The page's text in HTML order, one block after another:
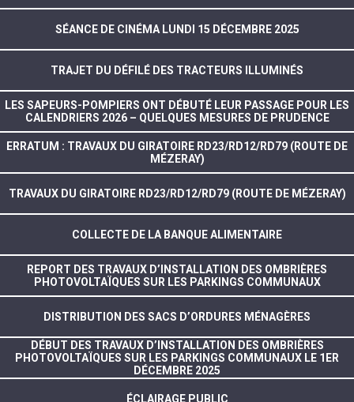
SÉANCE DE CINÉMA LUNDI 15 DÉCEMBRE 2025
TRAJET DU DÉFILÉ DES TRACTEURS ILLUMINÉS
LES SAPEURS-POMPIERS ONT DÉBUTÉ LEUR PASSAGE POUR LES
CALENDRIERS 2026 – QUELQUES MESURES DE PRUDENCE
ERRATUM : TRAVAUX DU GIRATOIRE RD23/RD12/RD79 (ROUTE DE
MÉZERAY)
TRAVAUX DU GIRATOIRE RD23/RD12/RD79 (ROUTE DE MÉZERAY)
COLLECTE DE LA BANQUE ALIMENTAIRE
REPORT DES TRAVAUX D’INSTALLATION DES OMBRIÈRES
PHOTOVOLTAÏQUES SUR LES PARKINGS COMMUNAUX
DISTRIBUTION DES SACS D’ORDURES MÉNAGÈRES
DÉBUT DES TRAVAUX D’INSTALLATION DES OMBRIÈRES
PHOTOVOLTAÏQUES SUR LES PARKINGS COMMUNAUX LE 1ER
DÉCEMBRE 2025
ÉCLAIRAGE PUBLIC